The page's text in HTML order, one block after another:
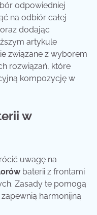
odpowiedniej
na odbiór całej
oraz dodając
artykule
związane z wyborem
rozwiązań, które
kompozycję w
w
uwagę na
baterii z frontami
Zasady te pomogą
harmonijną